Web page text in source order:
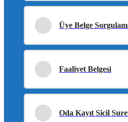
Üye Belge
Faaliyet Belgesi
Oda Kayıt Sicil